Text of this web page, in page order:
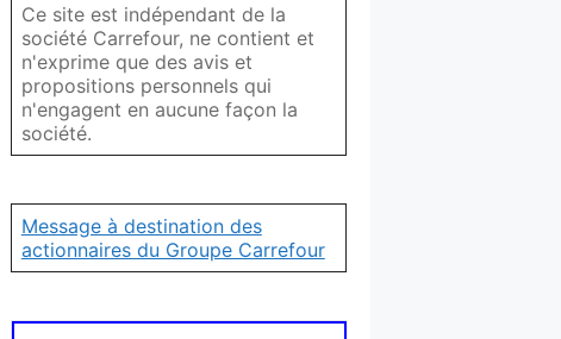
Ce site est indépendant de la
société Carrefour, ne contient et
n'exprime que des avis et
propositions personnels qui
n'engagent en aucune façon la
société.
Message à destination des
actionnaires du Groupe Carrefour